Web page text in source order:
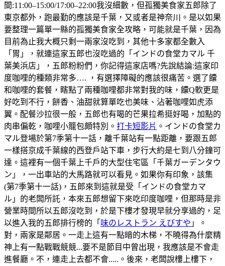
間:11:00–15:00/17:00–22:00我沒細數，但孤獨美食家五郎除了
東京都外，跑最勤的應該是千葉，又或者是神奈川。是以如果
要整理一篇單一縣的孤獨美食家全攻略，可能就是千葉，因為
目前為止我大概只剩一兩家沒吃到，其他十多家都全數入
「胃」，就連這家五郎也沒吃過的「インドの食堂カマル 千
葉美浜店」，五郎粉粉們，你記得這家店嗎?先說結論:這家印
度咖哩的種類非常多…. ，有選擇障礙的應該很痛苦。選了饢
和咖哩的套餐，瞎點了兩種咖哩都非常對我的味，饢Q軟更是
好吃到不行，餅香、油甜就算單吃也美味、沾著咖哩如虎添
翼。配餐沙拉很一般，五郎也有喝的芒果拉希挺好喝，加點的
肉串偏乾，咖哩小籠包頗特別。 打卡短影片 。インドの食堂カ
マル登場於第7季第十一話，離千葉站有一點距離，要跟五郎
一樣搭京成千葉線的西登戶站下車，步行大約是七到八分鐘可
達。這裡有一個千葉上千戶的大型住宅區「千葉ガーデンタウ
ン」，一出車站的大馬路就可以看見。如果你有印象，該集
(第7季第十一話)，五郎來到這就是受「インドの食堂カマ
ル」的老闆所託，本來五郎想留下來吃印度咖哩，但那時是非
營業時間所以五郎沒吃到，於是下樓才發現早就分享過的，足
以進入我的五郎排行榜的「 味のレストラン えびすや 」。
對，兩家是鄰居。一走上這有一點暗的木梯，不曉得為什麼精
神上有一點戰戰競競...要不是節目中曾出現，我應該是不會走
進餐廳。不，連走上去都不會.....。後來，老闆說樓上樓下，